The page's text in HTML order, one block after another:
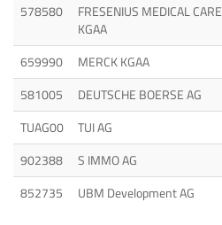
578580
FRESENIUS MEDICAL CARE
KGAA
659990 MERCK KGAA
581005
DEUTSCHE BOERSE AG
TUAG00
TUI AG
902388
S IMMO AG
852735
UBM Development AG